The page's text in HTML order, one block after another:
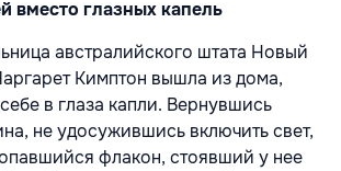
вместо глазных капель
австралийского штата Новый
Кимптон вышла из дома,
в глаза капли. Вернувшись
не удосужившись включить свет,
флакон, стоявший у нее